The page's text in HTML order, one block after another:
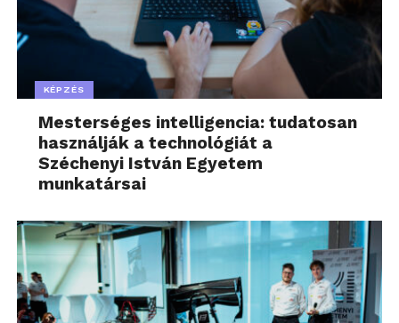
KÉPZÉS
Mesterséges intelligencia: tudatosan
használják a technológiát a
Széchenyi István Egyetem
munkatársai